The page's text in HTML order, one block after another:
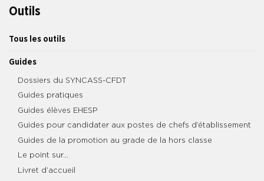
Outils
Tous les outils
Guides
Dossiers du SYNCASS-CFDT
Guides pratiques
Guides élèves EHESP
Guides pour candidater aux postes de chefs d’établissement
Guides de la promotion au grade de la hors classe
Le point sur…
Livret d’accueil